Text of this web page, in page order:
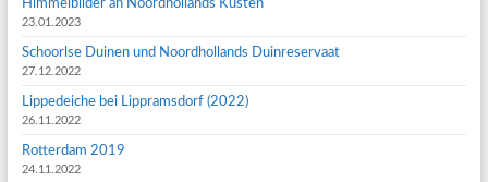
Himmelbilder an Noordhollands Küsten
23.01.2023
Schoorlse Duinen und Noordhollands Duinreservaat
27.12.2022
Lippedeiche bei Lippramsdorf (2022)
26.11.2022
Rotterdam 2019
24.11.2022